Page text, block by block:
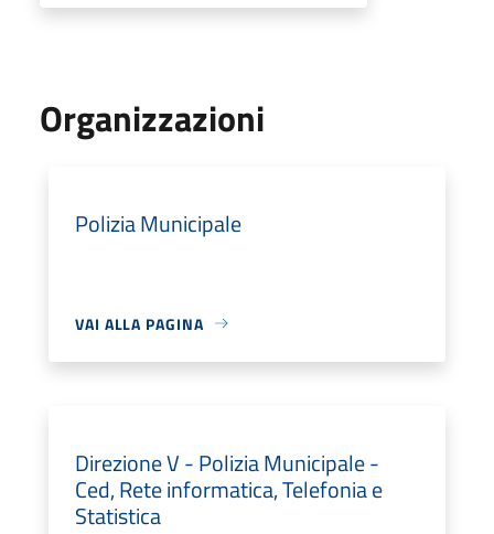
Organizzazioni
Polizia Municipale
VAI ALLA PAGINA
Direzione V - Polizia Municipale -
Ced, Rete informatica, Telefonia e
Statistica